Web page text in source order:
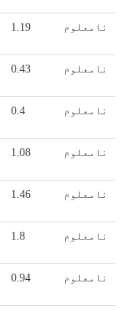
1.19 نامعلوم
0.43 نامعلوم
0.4 نامعلوم
1.08 نامعلوم
1.46 نامعلوم
1.8 نامعلوم
0.94 نامعلوم